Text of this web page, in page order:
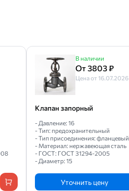
В наличии
От 3803 ₽
Цена от 16.07.2026
Клапан запорный
- Давление: 16
- Тип: предохранительный
- Тип присоединения: фланцевый
- Материал: нержавеющая сталь
- ГОСТ: ГОСТ 31294-2005
- Диаметр: 15
Уточнить цену